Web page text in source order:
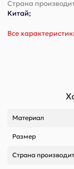
Страна
Китай;
Все
Материал
Размер
Страна